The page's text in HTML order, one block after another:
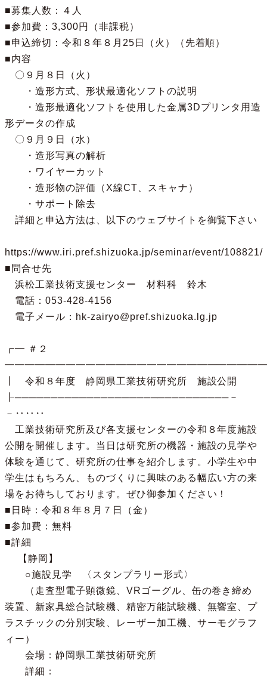
■募集人数：４人
■参加費：3,300円（非課税）
■申込締切：令和８年８月25日（火）（先着順）
■内容
〇９月８日（火）
・造形方式、形状最適化ソフトの説明
・造形最適化ソフトを使用した金属3Dプリンタ用造
形データの作成
〇９月９日（水）
・造形写真の解析
・ワイヤーカット
・造形物の評価（X線CT、スキャナ）
・サポート除去
詳細と申込方法は、以下のウェブサイトを御覧下さい
https://www.iri.pref.shizuoka.jp/seminar/event/108821/
■問合せ先
浜松工業技術支援センター　材料科　鈴木
電話：053-428-4156
電子メール：hk-zairyo@pref.shizuoka.lg.jp
┏━ ＃２
┃　令和８年度　静岡県工業技術研究所　施設公開
┠──────────────────────────────－
－‥‥‥
工業技術研究所及び各支援センターの令和８年度施設
公開を開催します。当日は研究所の機器・施設の見学や
体験を通じて、研究所の仕事を紹介します。小学生や中
学生はもちろん、ものづくりに興味のある幅広い方の来
場をお待ちしております。ぜひ御参加ください！
■日時：令和８年８月７日（金）
■参加費：無料
■詳細
【静岡】
○施設見学　〈スタンプラリー形式〉
（走査型電子顕微鏡、VRゴーグル、缶の巻き締め
装置、新家具総合試験機、精密万能試験機、無響室、プ
ラスチックの分別実験、レーザー加工機、サーモグラフ
ィー）
会場：静岡県工業技術研究所
詳細：